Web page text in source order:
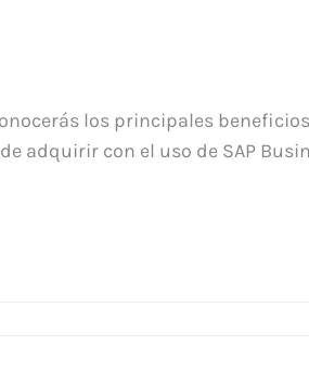
los principales
adquirir con el uso de SAP